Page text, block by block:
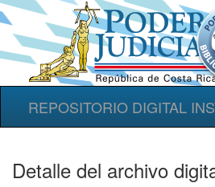
REPOSITORIO DIGITAL
Detalle del archivo